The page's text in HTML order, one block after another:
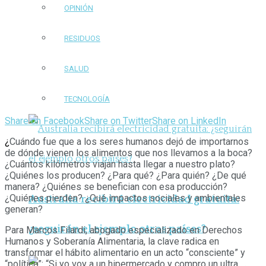
OPINIÓN
RESIDUOS
SALUD
TECNOLOGÍA
Australia recibirá electricidad gratuita:
¿seguirán el ejemplo otros países?
Share on FacebookShare on TwitterShare on LinkedIn
¿Cuándo fue que a los seres humanos dejó de importarnos
de dónde vienen los alimentos que nos llevamos a la boca?
¿Cuántos kilómetros viajan hasta llegar a nuestro plato?
¿Quiénes los producen? ¿Para qué? ¿Para quién? ¿De qué
manera? ¿Quiénes se benefician con esa producción?
¿Quiénes pierden? ¿Qué impactos sociales y ambientales
generan?
Para Marcos Filardi, abogado especializado en Derechos
Humanos y Soberanía Alimentaria, la clave radica en
transformar el hábito alimentario en un acto “consciente” y